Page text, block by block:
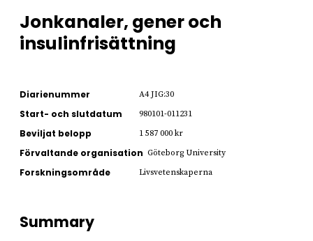
Jonkanaler, gener och
insulinfrisättning
Diarienummer A4 JIG:30
Start- och slutdatum 980101-011231
Beviljat belopp 1 587 000 kr
Förvaltande organisation Göteborg University
Forskningsområde Livsvetenskaperna
Summary